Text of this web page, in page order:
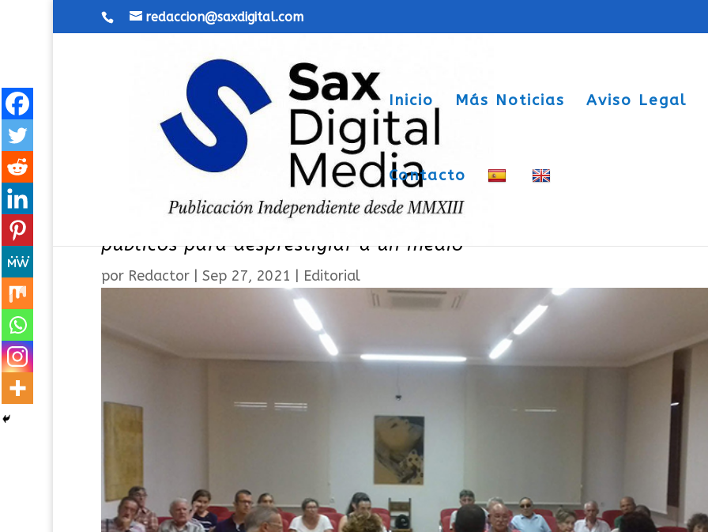
redaccion@saxdigital.com
Inicio Más Noticias Aviso Legal
Contacto
Los Políticos de Sax y su poca autocritica “utilizar estamentos
públicos para desprestigiar a un medio”
por Redactor| Sep 27, 2021 Editorial